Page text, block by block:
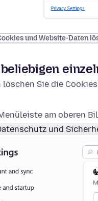
und Website-Daten
Sie die
am oberen
und